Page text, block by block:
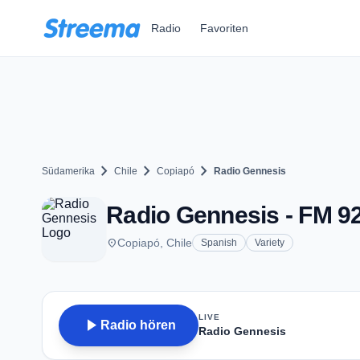
Radio Favoriten
Südamerika chevron_right Chile chevron_right Copiapó chevron_right Radio Gennesis
Radio Gennesis - FM
placeCopiapó, Chile Spanish Variety
play_arrow Radio hören
LIVE
Radio Gennesis